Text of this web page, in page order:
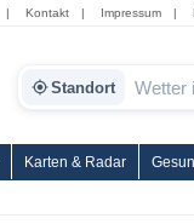
| Kontakt | Impressum |
Standort
Karten & Radar